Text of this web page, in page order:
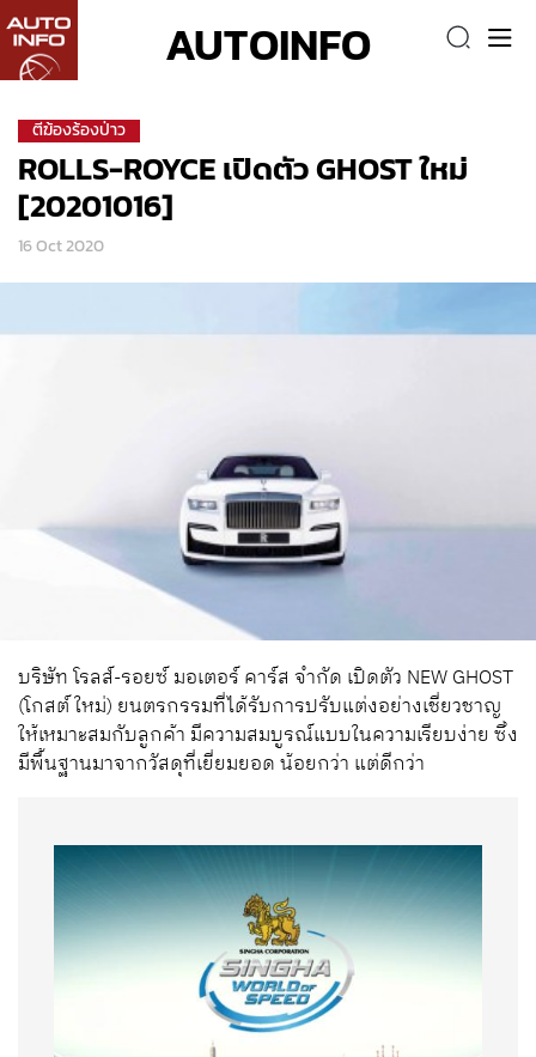
AUTOINFO
ตีฆ้องร้องป่าว
ROLLS-ROYCE เปิดตัว GHOST ใหม่
[20201016]
16 Oct 2020
บริษัท โรลส์-รอยซ์ มอเตอร์ คาร์ส จำกัด เปิดตัว NEW GHOST
(โกสต์ ใหม่) ยนตรกรรมที่ได้รับการปรับแต่งอย่างเชี่ยวชาญ
ให้เหมาะสมกับลูกค้า มีความสมบูรณ์แบบในความเรียบง่าย ซึ่ง
มีพื้นฐานมาจากวัสดุที่เยี่ยมยอด น้อยกว่า แต่ดีกว่า